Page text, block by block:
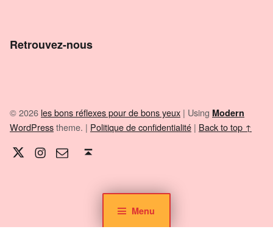
Menu
Retrouvez-nous
© 2026 les bons réflexes pour de bons yeux | Using Modern
WordPresstheme. | Politique de confidentialité | Back to top ↑